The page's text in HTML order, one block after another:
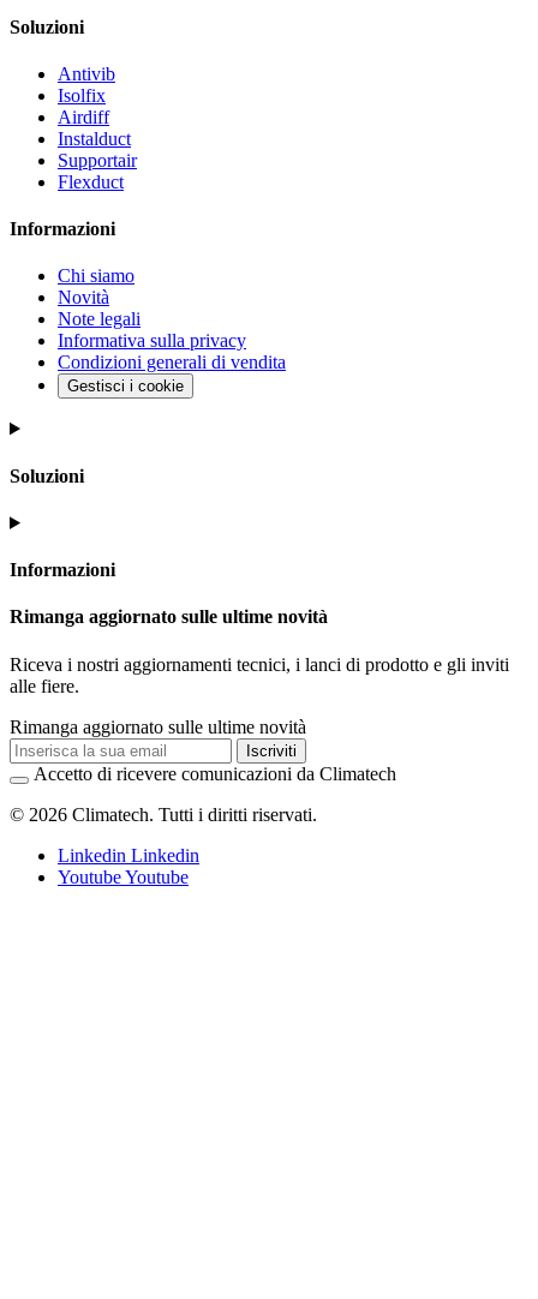
Soluzioni
Antivib
Isolfix
Airdiff
Instalduct
Supportair
Flexduct
Informazioni
Chi siamo
Novità
Note legali
Informativa sulla privacy
Condizioni generali di vendita
Gestisci i cookie
Soluzioni
Informazioni
Rimanga aggiornato sulle ultime novità
Riceva i nostri aggiornamenti tecnici, i lanci di prodotto e gli inviti
alle fiere.
Rimanga aggiornato sulle ultime novità
Iscriviti
Accetto di ricevere comunicazioni da Climatech
© 2026 Climatech. Tutti i diritti riservati.
Linkedin Linkedin
YoutubeYoutube